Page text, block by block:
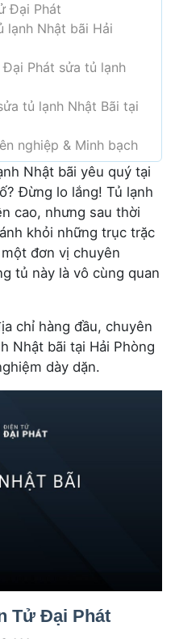
Đại Phát
lạnh Nhật bãi Hải
Phát sửa tủ lạnh
tủ lạnh Nhật Bãi tại
nghiệp & Minh bạch
Nhật bãi yêu quý tại
Đừng lo lắng! Tủ lạnh
cao, nhưng sau thời
khỏi những trục trặc
đơn vị chuyên
tủ này là vô cùng quan
chỉ hàng đầu, chuyên
Nhật bãi tại Hải Phòng
dày dặn.
Tử Đại Phát